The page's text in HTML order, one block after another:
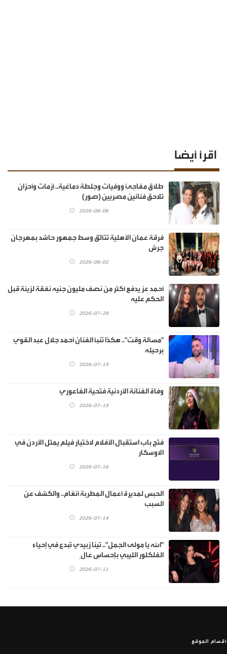
اقرأ أيضا
طلاق مفاجئ ووفيات وجلطة دماغية.. أزمات وأحزان
تلاحق فنانين مصريين (صور)
2026-08-06
فرقة عمان الأهلية تتألّق وسط جمهور حاشد بمهرجان
جرش
2026-08-02
أحمد عز يدفع أكثر من نصف مليون جنيه نفقة لزينة قبل
الحكم عليه
2026-07-28
"مسألة وقت".. هكذا تنبأ الفنان أحمد جلال عبد القوي
برحيله
2026-07-19
وفاة الفنانة الأردنية فتحية الفاعوري
2026-07-19
فتح باب استقبال الأفلام لاختيار فيلم يمثل الأردن في
الاوسكار
2026-07-16
الحبس لمديرة أعمال المطربة أنغام.. والكشف عن
السبب
2026-07-14
"الله يا مولى الجمل".. تينا زبيدي تُبدع في إحياء
الفلكلور الليبي بإحساسٍ عالٍ
2026-07-11
أقسام الموقع